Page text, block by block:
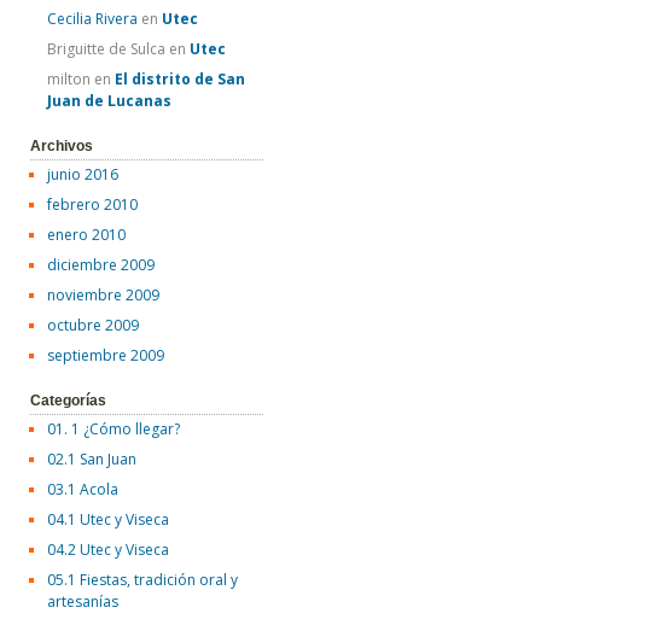
Cecilia Rivera en Utec
Briguitte de Sulca en Utec
milton en El distrito de San
Juan de Lucanas
Archivos
junio 2016
febrero 2010
enero 2010
diciembre 2009
noviembre 2009
octubre 2009
septiembre 2009
Categorías
01. 1 ¿Cómo llegar?
02.1 San Juan
03.1 Acola
04.1 Utec y Viseca
04.2 Utec y Viseca
05.1 Fiestas, tradición oral y
artesanías